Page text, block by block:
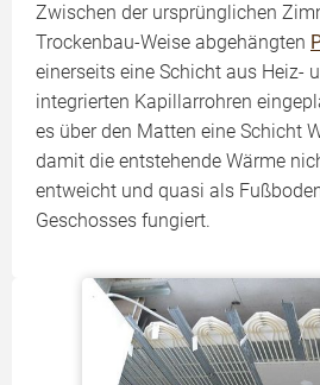
Zwischen der ursprünglichen
Trockenbau-Weise abgehängten
einerseits eine Schicht aus Heiz-
integrierten Kapillarrohren
es über den Matten eine Schicht
damit die entstehende Wärme
entweicht und quasi als
Geschosses fungiert.